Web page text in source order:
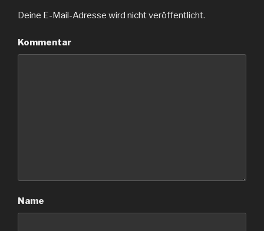
Deine E-Mail-Adresse wird nicht veröffentlicht.
Kommentar
Name